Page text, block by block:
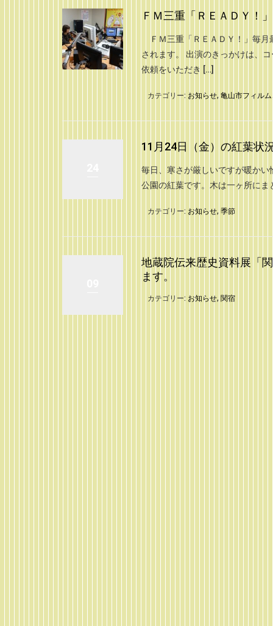
ＦＭ三重「ＲＥＡＤＹ！
ＦＭ三重「ＲＥＡＤＹ！」毎月
されます。 出演のきっかけは、
依頼をいただき […]
カテゴリー: お知らせ, 亀山市フィル
11月24日（金）の紅葉状
毎日、寒さが厳しいですが暖か
公園の紅葉です。木は一ヶ所に
カテゴリー: お知らせ, 季節
地蔵院伝来歴史資料展「
ます。
カテゴリー: お知らせ, 関宿